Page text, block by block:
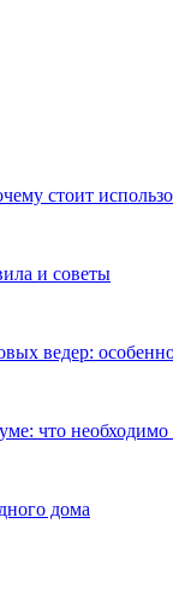
стоит
и советы
ведер:
что необходимо
дома